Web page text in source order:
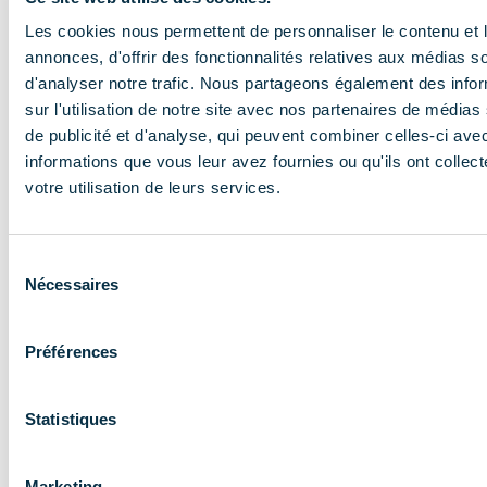
Les cookies nous permettent de personnaliser le contenu et
annonces, d'offrir des fonctionnalités relatives aux médias
d'analyser notre trafic. Nous partageons également des
sur l'utilisation de notre site avec nos partenaires de médias
de publicité et d'analyse, qui peuvent combiner celles-ci
informations que vous leur avez fournies ou qu'ils ont
votre utilisation de leurs services.
Nécessaires
Préférences
Statistiques
ADHÉRENT